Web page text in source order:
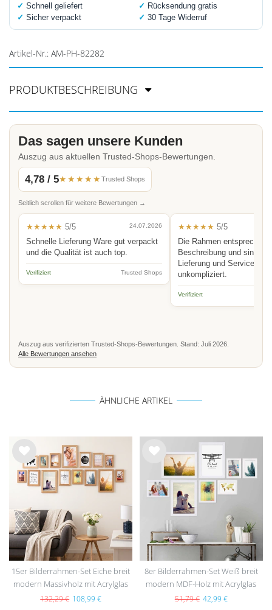
✓ Schnell geliefert ✓ Rücksendung gratis
✓ Sicher verpackt ✓ 30 Tage Widerruf
Artikel-Nr.: AM-PH-82282
PRODUKTBESCHREIBUNG
Das sagen unsere Kunden
Auszug aus aktuellen Trusted-Shops-Bewertungen.
4,78 / 5★★★★★ Trusted Shops
Seitlich scrollen für weitere Bewertungen →
★★★★★ 5/5 24.07.2026
Schnelle Lieferung Ware gut verpackt
und die Qualität ist auch top.
Verifiziert Trusted Shops
★★★★★ 5/5
Die Rahmen entsprechen
Beschreibung und sind
Lieferung und Service
unkompliziert.
Verifiziert
Auszug aus verifizierten Trusted-Shops-Bewertungen. Stand: Juli 2026.
Alle Bewertungen ansehen
ÄHNLICHE ARTIKEL
Wu
nsc
hlist
15er Bilderrahmen-Set Eiche breit
modern Massivholz mit Acrylglas
132,29 € 108,99 €
hlist
e
8er Bilderrahmen-Set Weiß breit
modern MDF-Holz mit Acrylglas
51,79 € 42,99 €